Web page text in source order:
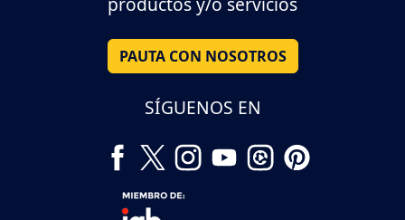
PAUTA CON NOSOTROS
SÍGUENOS EN